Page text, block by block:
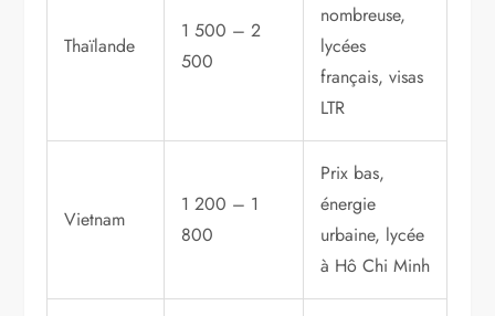
Thaïlande
1 500 – 2
500
nombreuse,
lycées
français, visas
LTR
Vietnam
1 200 – 1
800
Prix bas,
énergie
urbaine, lycée
à Hô Chi Minh